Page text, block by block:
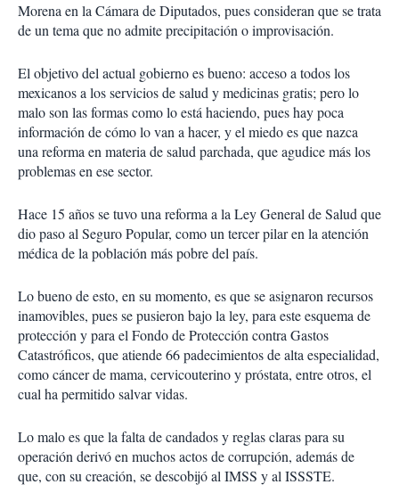
Morena en la Cámara de Diputados, pues consideran que se trata
de un tema que no admite precipitación o improvisación.
El objetivo del actual gobierno es bueno: acceso a todos los
mexicanos a los servicios de salud y medicinas gratis; pero lo
malo son las formas como lo está haciendo, pues hay poca
información de cómo lo van a hacer, y el miedo es que nazca
una reforma en materia de salud parchada, que agudice más los
problemas en ese sector.
Hace 15 años se tuvo una reforma a la Ley General de Salud que
dio paso al Seguro Popular, como un tercer pilar en la atención
médica de la población más pobre del país.
Lo bueno de esto, en su momento, es que se asignaron recursos
inamovibles, pues se pusieron bajo la ley, para este esquema de
protección y para el Fondo de Protección contra Gastos
Catastróficos, que atiende 66 padecimientos de alta especialidad,
como cáncer de mama, cervicouterino y próstata, entre otros, el
cual ha permitido salvar vidas.
Lo malo es que la falta de candados y reglas claras para su
operación derivó en muchos actos de corrupción, además de
que, con su creación, se descobijó al IMSS y al ISSSTE.